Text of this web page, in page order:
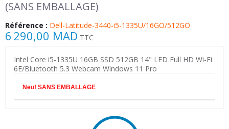
(SANS EMBALLAGE)
Référence : Dell-Latitude-3440-i5-1335U/16GO/512GO
6 290,00 MAD TTC
Intel Core i5-1335U 16GB SSD 512GB 14" LED Full HD Wi-Fi
6E/Bluetooth 5.3 Webcam Windows 11 Pro
Neuf SANS EMBALLAGE